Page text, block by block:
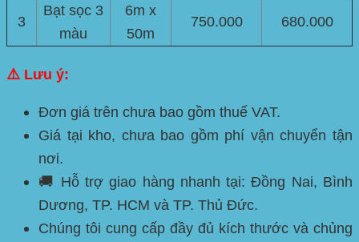
3
Bạt sọc 3
màu
6m x
50m
750.000 680.000
⚠️ Lưu ý:
Đơn giá trên chưa bao gồm thuế VAT.
Giá tại kho, chưa bao gồm phí vận chuyển tận
nơi.
🚚 Hỗ trợ giao hàng nhanh tại:Đồng Nai, Bình
Dương, TP. HCM và TP. Thủ Đức.
Chúng tôi cung cấp đầy đủ kích thước và chủng